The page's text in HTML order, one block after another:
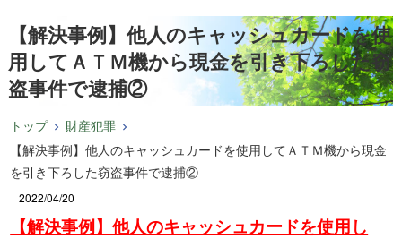
【解決事例】他人のキャッシュカードを使
用してＡＴＭ機から現金を引き下ろした窃
盗事件で逮捕②
トップ
財産犯罪
【解決事例】他人のキャッシュカードを使用してＡＴＭ機から現金
を引き下ろした窃盗事件で逮捕②
2022/04/20
【解決事例】他人のキャッシュカードを使用し